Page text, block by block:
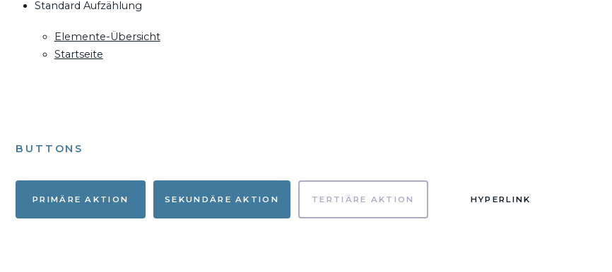
Standard Aufzählung
Elemente-Übersicht
Startseite
BUTTONS
PRIMÄRE AKTION SEKUNDÄRE AKTION TERTIÄRE AKTION HYPERLINK